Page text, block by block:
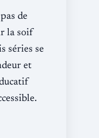
de
la soif
séries se
et